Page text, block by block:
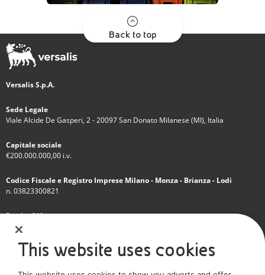
Back to top
Versalis S.p.A.
Sede Legale
Viale Alcide De Gasperi, 2 - 20097 San Donato Milanese (MI), Italia
Capitale sociale
€200.000.000,00 i.v.
Codice Fiscale e Registro Imprese Milano - Monza - Brianza - Lodi
n. 03823300821
Partita IVA
IT 01768800748 - R.E.A. Milano n.1351279
Società soggetta all'attività di direzione e coordinamento dell'Eni S.p.A.
This website uses cookies